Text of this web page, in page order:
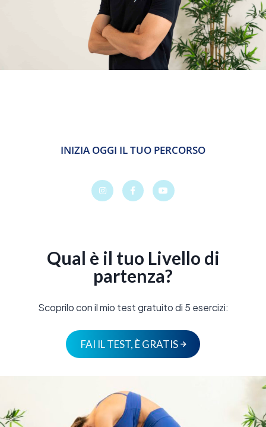
INIZIA OGGI IL TUO PERCORSO
Qual è il tuo Livello di
partenza?
Scoprilo con il mio test gratuito di 5 esercizi:
FAI IL TEST, È GRATIS